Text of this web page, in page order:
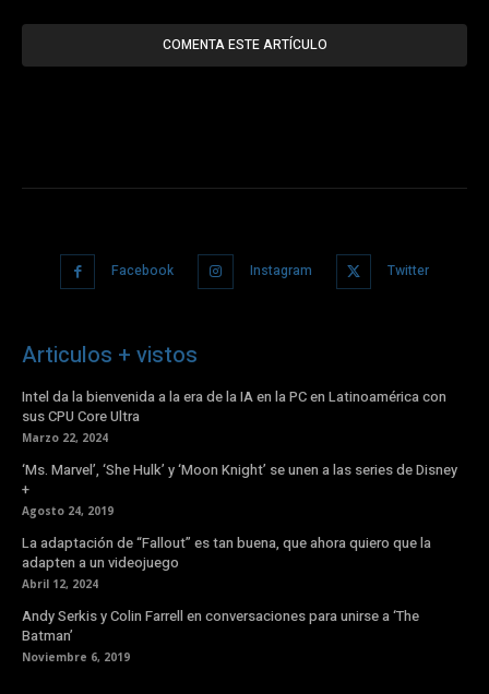
Facebook Instagram Twitter
Articulos + vistos
Intel da la bienvenida a la era de la IA en la PC en Latinoamérica con
sus CPU Core Ultra
Marzo 22, 2024
‘Ms. Marvel’, ‘She Hulk’ y ‘Moon Knight’ se unen a las series de Disney
+
Agosto 24, 2019
La adaptación de “Fallout” es tan buena, que ahora quiero que la
adapten a un videojuego
Abril 12, 2024
Andy Serkis y Colin Farrell en conversaciones para unirse a ‘The
Batman’
Noviembre 6, 2019